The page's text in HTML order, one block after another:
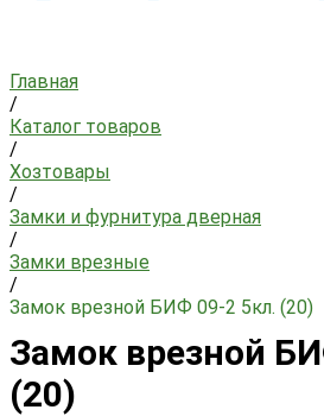
Главная
/
Каталог товаров
/
Хозтовары
/
Замки и фурнитура дверная
/
Замки врезные
/
Замок врезной БИФ 09-2 5кл. (20)
Замок врезной
(20)